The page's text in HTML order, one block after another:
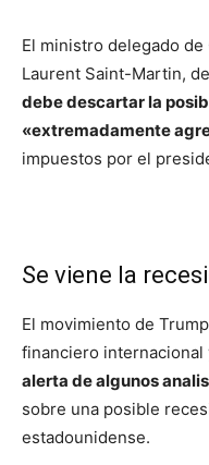
El ministro delegado
Laurent Saint-Martin,
debe descartar la
«extremadamente
impuestos por el
Se viene la
El movimiento de
financiero internacional
alerta de algunos
sobre una posible
estadounidense.